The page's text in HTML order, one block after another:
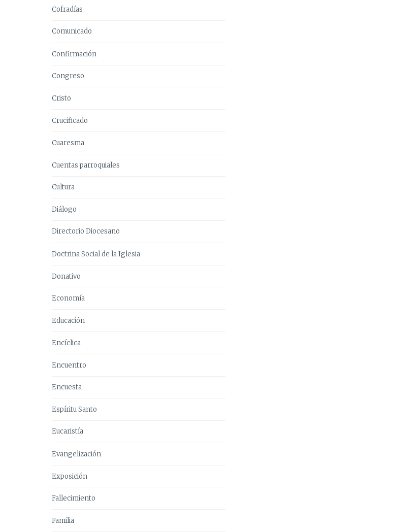
Cofradías
Comunicado
Confirmación
Congreso
Cristo
Crucificado
Cuaresma
Cuentas parroquiales
Cultura
Diálogo
Directorio Diocesano
Doctrina Social de la Iglesia
Donativo
Economía
Educación
Encíclica
Encuentro
Encuesta
Espíritu Santo
Eucaristía
Evangelización
Exposición
Fallecimiento
Familia